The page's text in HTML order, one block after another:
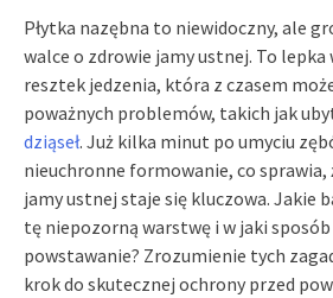
Płytka nazębna to niewidoczny, ale
walce o zdrowie jamy ustnej. To
resztek jedzenia, która z czasem
poważnych problemów, takich jak
dziąseł. Już kilka minut po umyciu
nieuchronne formowanie, co sprawia,
jamy ustnej staje się kluczowa. Jakie
tę niepozorną warstwę i w jaki sposób
powstawanie? Zrozumienie tych
krok do skutecznej ochrony przed